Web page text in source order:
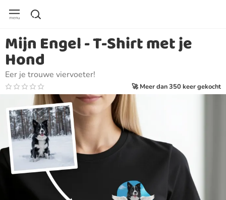
Mijn Engel - T-Shirt met je
Hond
Eer je trouwe viervoeter!
🚀 Meer dan 350 keer gekocht